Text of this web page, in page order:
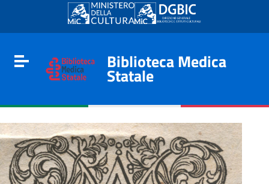
Go to content
Go to the navigation menu
Go to the footer
Toggle navigation
Biblioteca Medica
Statale